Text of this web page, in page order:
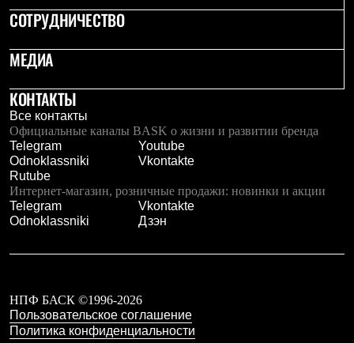
Софтшелл одежда
Куртки
Куртки
Брюки
Комбинезоны
Термобелье
Комплект термобелья
Снаряжение
Палатки и тенты
Палатки
Тенты
Аксессуары для палаток
Рюкзаки
Аксессуары для рюкзаков
Спальные мешки
Пуховые
Комбинированные
СОТРУДНИЧЕСТВО
МЕДИА
КОНТАКТЫ
Все контакты
Официальные каналы BASK о жизни и развитии бренда
Telegram
Youtube
Odnoklassniki
Vkontakte
Rutube
Интернет-магазин, розничные продажи: новинки и акции
Telegram
Vkontakte
Odnoklassniki
Дзэн
НПФ БАСК ©1996-2026
Пользовательское соглашение
Политика конфиденциальности